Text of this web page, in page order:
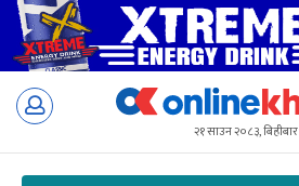
Skip
२१ साउन २०८३, बिहीबार